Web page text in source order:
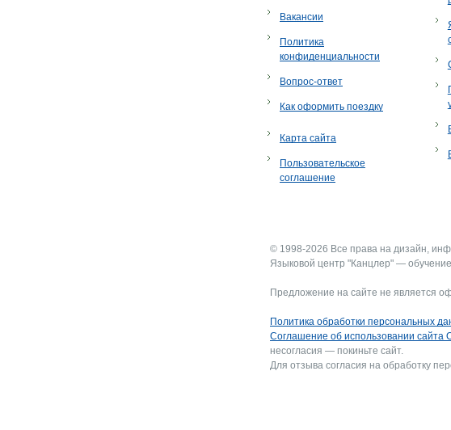
Вакансии
Политика
конфиденциальности
Вопрос-ответ
Как оформить поездку
Карта сайта
Пользовательское
соглашение
© 1998-2026 Все права на дизайн,
Языковой центр "Канцлер" —
Предложение на сайте не является
Политика обработки персональных
Соглашение об использовании
несогласия — покиньте сайт.
Для отзыва согласия на обработку